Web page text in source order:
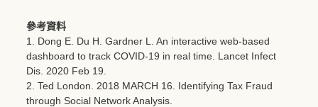
參考資料
1. Dong E. Du H. Gardner L. An interactive web-based
dashboard to track COVID-19 in real time. Lancet Infect
Dis. 2020 Feb 19.
2. Ted London. 2018 MARCH 16. Identifying Tax Fraud
through Social Network Analysis.